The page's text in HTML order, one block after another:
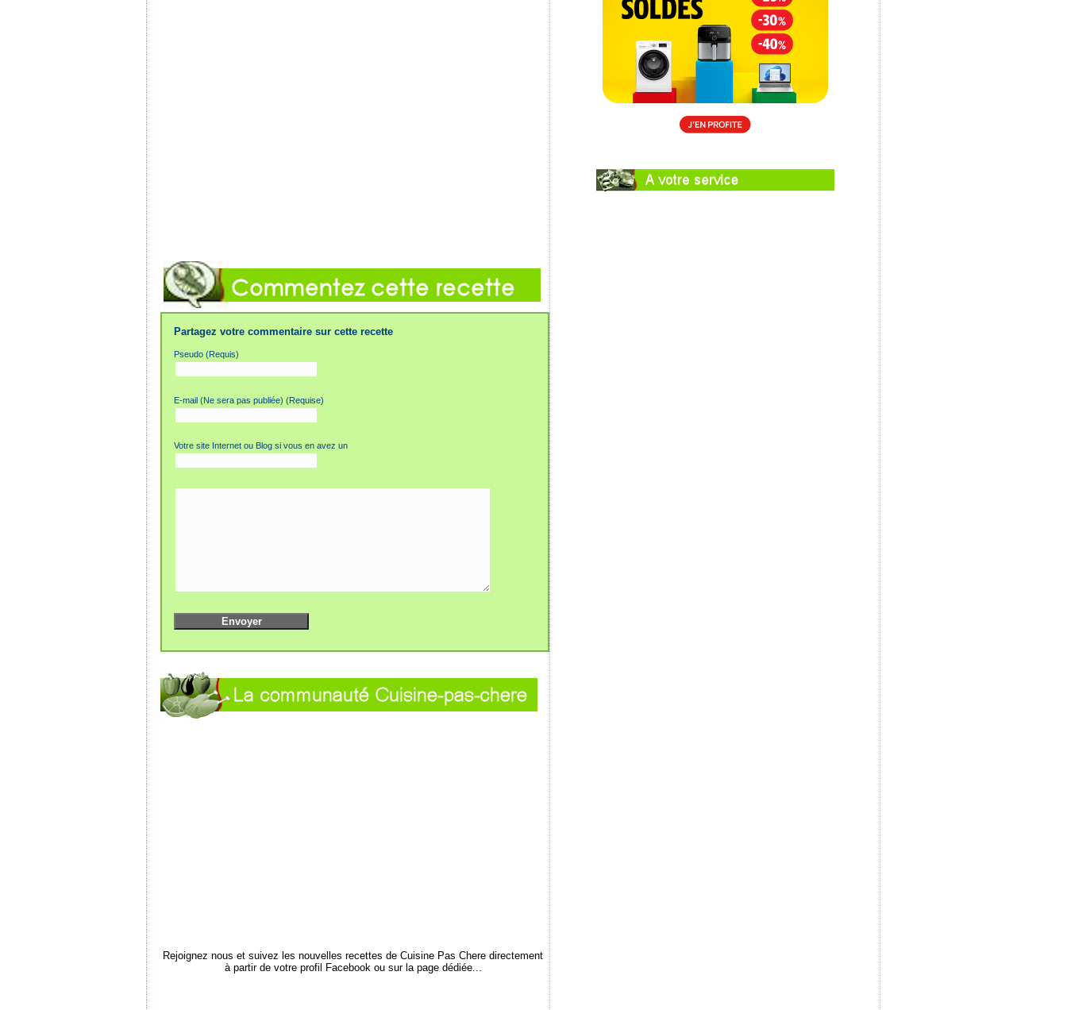
Partagez votre commentaire sur cette recette
Pseudo (Requis)
E-mail (Ne sera pas publiée) (Requise)
Votre site Internet ou Blog si vous en avez un
Rejoignez nous et suivez les nouvelles recettes de Cuisine Pas Chere directement
à partir de votre profil Facebook ou sur la page dédiée...